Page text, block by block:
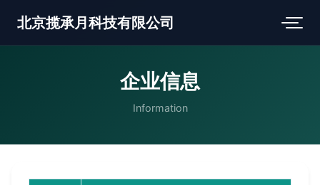
北京揽承月科技有限公司
企业信息
Information